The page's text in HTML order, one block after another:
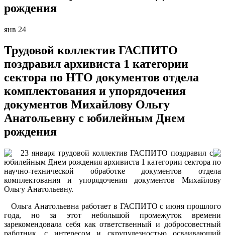
рождения
янв 24
Трудовой коллектив ГАСПИТО
поздравил архивиста 1 категории
сектора по НТО документов отдела
комплектования и упорядочения
документов Михайлову Ольгу
Анатольевну с юбилейным Днем
рождения
23 января трудовой коллектив ГАСПИТО поздравил с
юбилейным Днем рождения архивиста 1 категории сектора по
научно-технической обработке документов отдела
комплектования и упорядочения документов Михайлову
Ольгу Анатольевну.
Ольга Анатольевна работает в ГАСПИТО с июня прошлого
года, но за этот небольшой промежуток времени
зарекомендовала себя как ответственный и добросовестный